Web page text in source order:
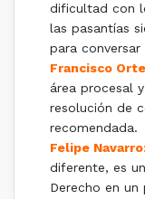
dificultad con
las pasantías
para
Francisco
área procesal
resolución de
recomendada.
Felipe
diferente, es
Derecho en